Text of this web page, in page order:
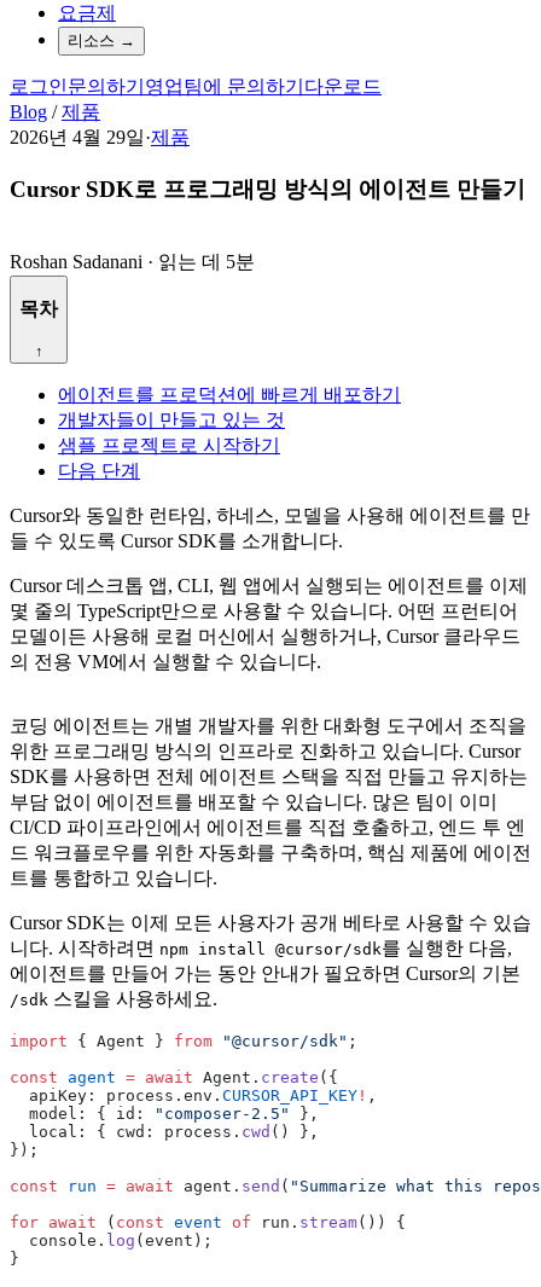
요금제
리소스 →
로그인문의하기 영업팀에 문의하기 다운로드
Blog / 제품
2026년 4월 29일·제품
Cursor SDK로 프로그래밍 방식의 에이전트 만들기
Roshan Sadanani · 읽는 데 5분
목차
↑
에이전트를 프로덕션에 빠르게 배포하기
개발자들이 만들고 있는 것
샘플 프로젝트로 시작하기
다음 단계
Cursor와 동일한 런타임, 하네스, 모델을 사용해 에이전트를 만
들 수 있도록 Cursor SDK를 소개합니다.
Cursor 데스크톱 앱, CLI, 웹 앱에서 실행되는 에이전트를 이제
몇 줄의 TypeScript만으로 사용할 수 있습니다. 어떤 프런티어
모델이든 사용해 로컬 머신에서 실행하거나, Cursor 클라우드
의 전용 VM에서 실행할 수 있습니다.
코딩 에이전트는 개별 개발자를 위한 대화형 도구에서 조직을
위한 프로그래밍 방식의 인프라로 진화하고 있습니다. Cursor
SDK를 사용하면 전체 에이전트 스택을 직접 만들고 유지하는
부담 없이 에이전트를 배포할 수 있습니다. 많은 팀이 이미
CI/CD 파이프라인에서 에이전트를 직접 호출하고, 엔드 투 엔
드 워크플로우를 위한 자동화를 구축하며, 핵심 제품에 에이전
트를 통합하고 있습니다.
Cursor SDK는 이제 모든 사용자가 공개 베타로 사용할 수 있습
니다. 시작하려면 npm install @cursor/sdk를 실행한 다음,
에이전트를 만들어 가는 동안 안내가 필요하면 Cursor의 기본
/sdk 스킬을 사용하세요.
import { Agent } from "@cursor/sdk" ;
const agent = await Agent. create ({
  apiKey: process.env.
CURSOR_API_KEY ! ,
  model: { id:
"composer-2.5"
},
  local: { cwd: process.
cwd () },
});
const run = await agent. send ( "Summarize what this
for await ( const event of run. stream()) {
  console.
log (event);
}